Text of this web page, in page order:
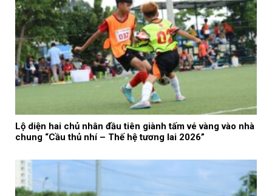
Lộ diện hai chủ nhân đầu tiên giành tấm vé vàng vào nhà
chung “Cầu thủ nhí – Thế hệ tương lai 2026”